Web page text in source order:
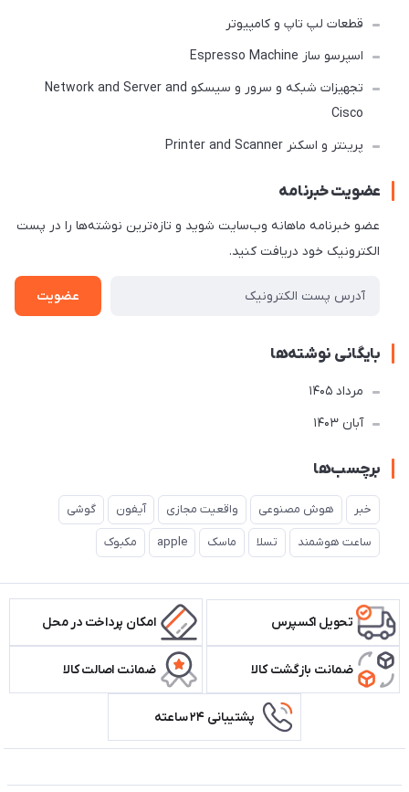
قطعات لپ تاپ و کامپیوتر
اسپرسو ساز Espresso Machine
تجهیزات شبکه و سرور و سیسکو Network and Server and
Cisco
پرینتر و اسکنر Printer and Scanner
عضویت خبرنامه
عضو خبرنامه ماهانه وب‌سایت شوید و تازه‌ترین نوشته‌ها را در پست
الکترونیک خود دریافت کنید.
عضویت
بایگانی نوشته‌ها
مرداد 1405
آبان 1403
برچسب‌ها
خبر هوش مصنوعی واقعیت مجازی آیفون گوشی
ساعت هوشمند تسلا ماسک apple مکبوک
تحویل اکسپرس امکان پرداخت در محل
ضمانت بازگشت کالا ضمانت اصالت کالا
پشتیبانی ۲۴ ساعته